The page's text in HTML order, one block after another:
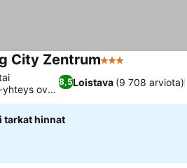
City Zentrum3 Tähtiluokitus
8,5Loistava (9 708 arviota)
oven
tarkat hinnat